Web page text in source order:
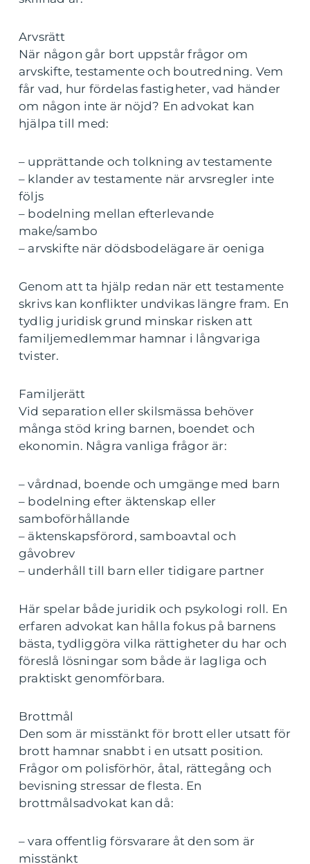
Arvsrätt
När någon går bort uppstår frågor om
arvskifte, testamente och boutredning. Vem
får vad, hur fördelas fastigheter, vad händer
om någon inte är nöjd? En advokat kan
hjälpa till med:
– upprättande och tolkning av testamente
– klander av testamente när arvsregler inte
följs
– bodelning mellan efterlevande
make/sambo
– arvskifte när dödsbodelägare är oeniga
Genom att ta hjälp redan när ett testamente
skrivs kan konflikter undvikas längre fram. En
tydlig juridisk grund minskar risken att
familjemedlemmar hamnar i långvariga
tvister.
Familjerätt
Vid separation eller skilsmässa behöver
många stöd kring barnen, boendet och
ekonomin. Några vanliga frågor är:
– vårdnad, boende och umgänge med barn
– bodelning efter äktenskap eller
samboförhållande
– äktenskapsförord, samboavtal och
gåvobrev
– underhåll till barn eller tidigare partner
Här spelar både juridik och psykologi roll. En
erfaren advokat kan hålla fokus på barnens
bästa, tydliggöra vilka rättigheter du har och
föreslå lösningar som både är lagliga och
praktiskt genomförbara.
Brottmål
Den som är misstänkt för brott eller utsatt för
brott hamnar snabbt i en utsatt position.
Frågor om polisförhör, åtal, rättegång och
bevisning stressar de flesta. En
brottmålsadvokat kan då:
– vara offentlig försvarare åt den som är
misstänkt